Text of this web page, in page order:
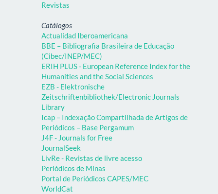
Revistas
Catálogos
Actualidad Iberoamericana
BBE – Bibliografia Brasileira de Educação
(Cibec/INEP/MEC)
ERIH PLUS - European Reference Index for the
Humanities and the Social Sciences
EZB - Elektronische
Zeitschriftenbibliothek/Electronic Journals
Library
Icap – Indexação Compartilhada de Artigos de
Periódicos – Base Pergamum
J4F - Journals for Free
JournalSeek
LivRe - Revistas de livre acesso
Periódicos de Minas
Portal de Periódicos CAPES/MEC
WorldCat